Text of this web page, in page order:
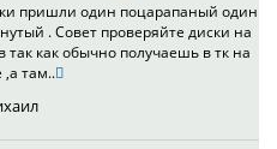
пришли один поцарапаный один
. Совет проверяйте диски на
так как обычно получаешь в тк на
,а там..